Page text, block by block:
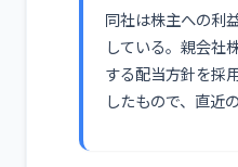
同社は株主への利
している。親会社
する配当方針を採
したもので、直近